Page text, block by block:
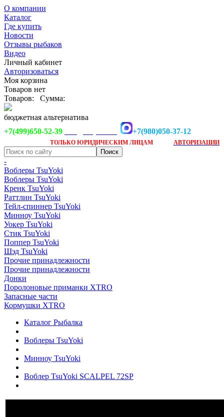
О компании
Каталог
Где купить
Новости
Отзывы рыбаков
Видео
Личный кабинет
Авторизоваться
Моя корзина
Товаров нет
Товаров:
Сумма:
бюджетная альтернатива
+7(499)650-52-39
+7(980)050-37-12
ТОЛЬКО ЮРИДИЧЕСКИМ ЛИЦАМ АВТОРИЗАЦИИ
-
Воблеры TsuYoki
Воблеры TsuYoki
Кренк TsuYoki
Раттлин TsuYoki
Тейл-спиннер TsuYoki
Минноу TsuYoki
Уокер TsuYoki
Стик TsuYoki
Поппер TsuYoki
Шэд TsuYoki
Прочие принадлежности
Прочие принадлежности
Донки
Поролоновые приманки XTRO
Запасные части
Кормушки XTRO
Каталог Рыбалка
Воблеры TsuYoki
Минноу TsuYoki
Воблер TsuYoki SCALPEL 72SP